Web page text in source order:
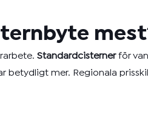
Standardcisternerför
mer. Regionala